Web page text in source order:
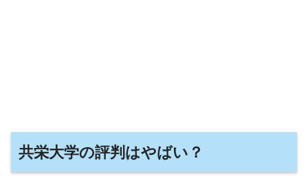
共栄大学の評判はやばい？